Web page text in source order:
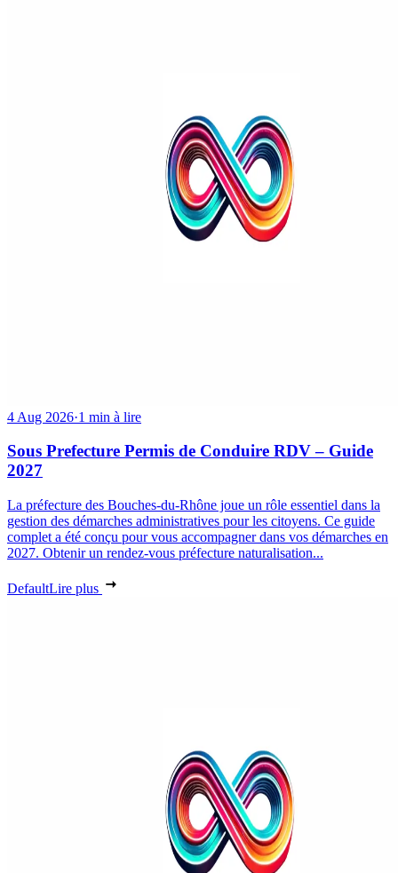
4 Aug 2026·1 min à lire
Sous Prefecture Permis de Conduire RDV – Guide
2027
La préfecture des Bouches-du-Rhône joue un rôle essentiel dans la
gestion des démarches administratives pour les citoyens. Ce guide
complet a été conçu pour vous accompagner dans vos démarches en
2027. Obtenir un rendez-vous préfecture naturalisation...
DefaultLire plus